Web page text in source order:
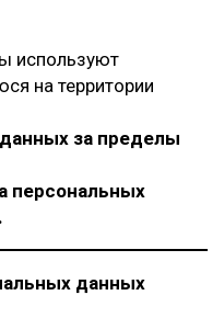
используют
на территории
за пределы
персональных
данных